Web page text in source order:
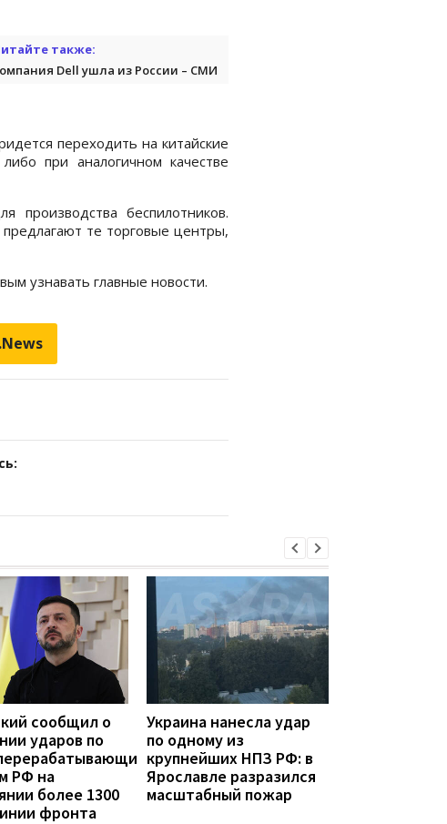
также:
Dell ушла из России – СМИ
переходить на китайские
при аналогичном качестве
производства беспилотников.
те торговые центры,
узнавать главные новости.
сообщил о
ударов по
РФ на
более 1300
фронта
Украина нанесла удар
по одному из
крупнейших НПЗ РФ: в
Ярославле разразился
масштабный пожар